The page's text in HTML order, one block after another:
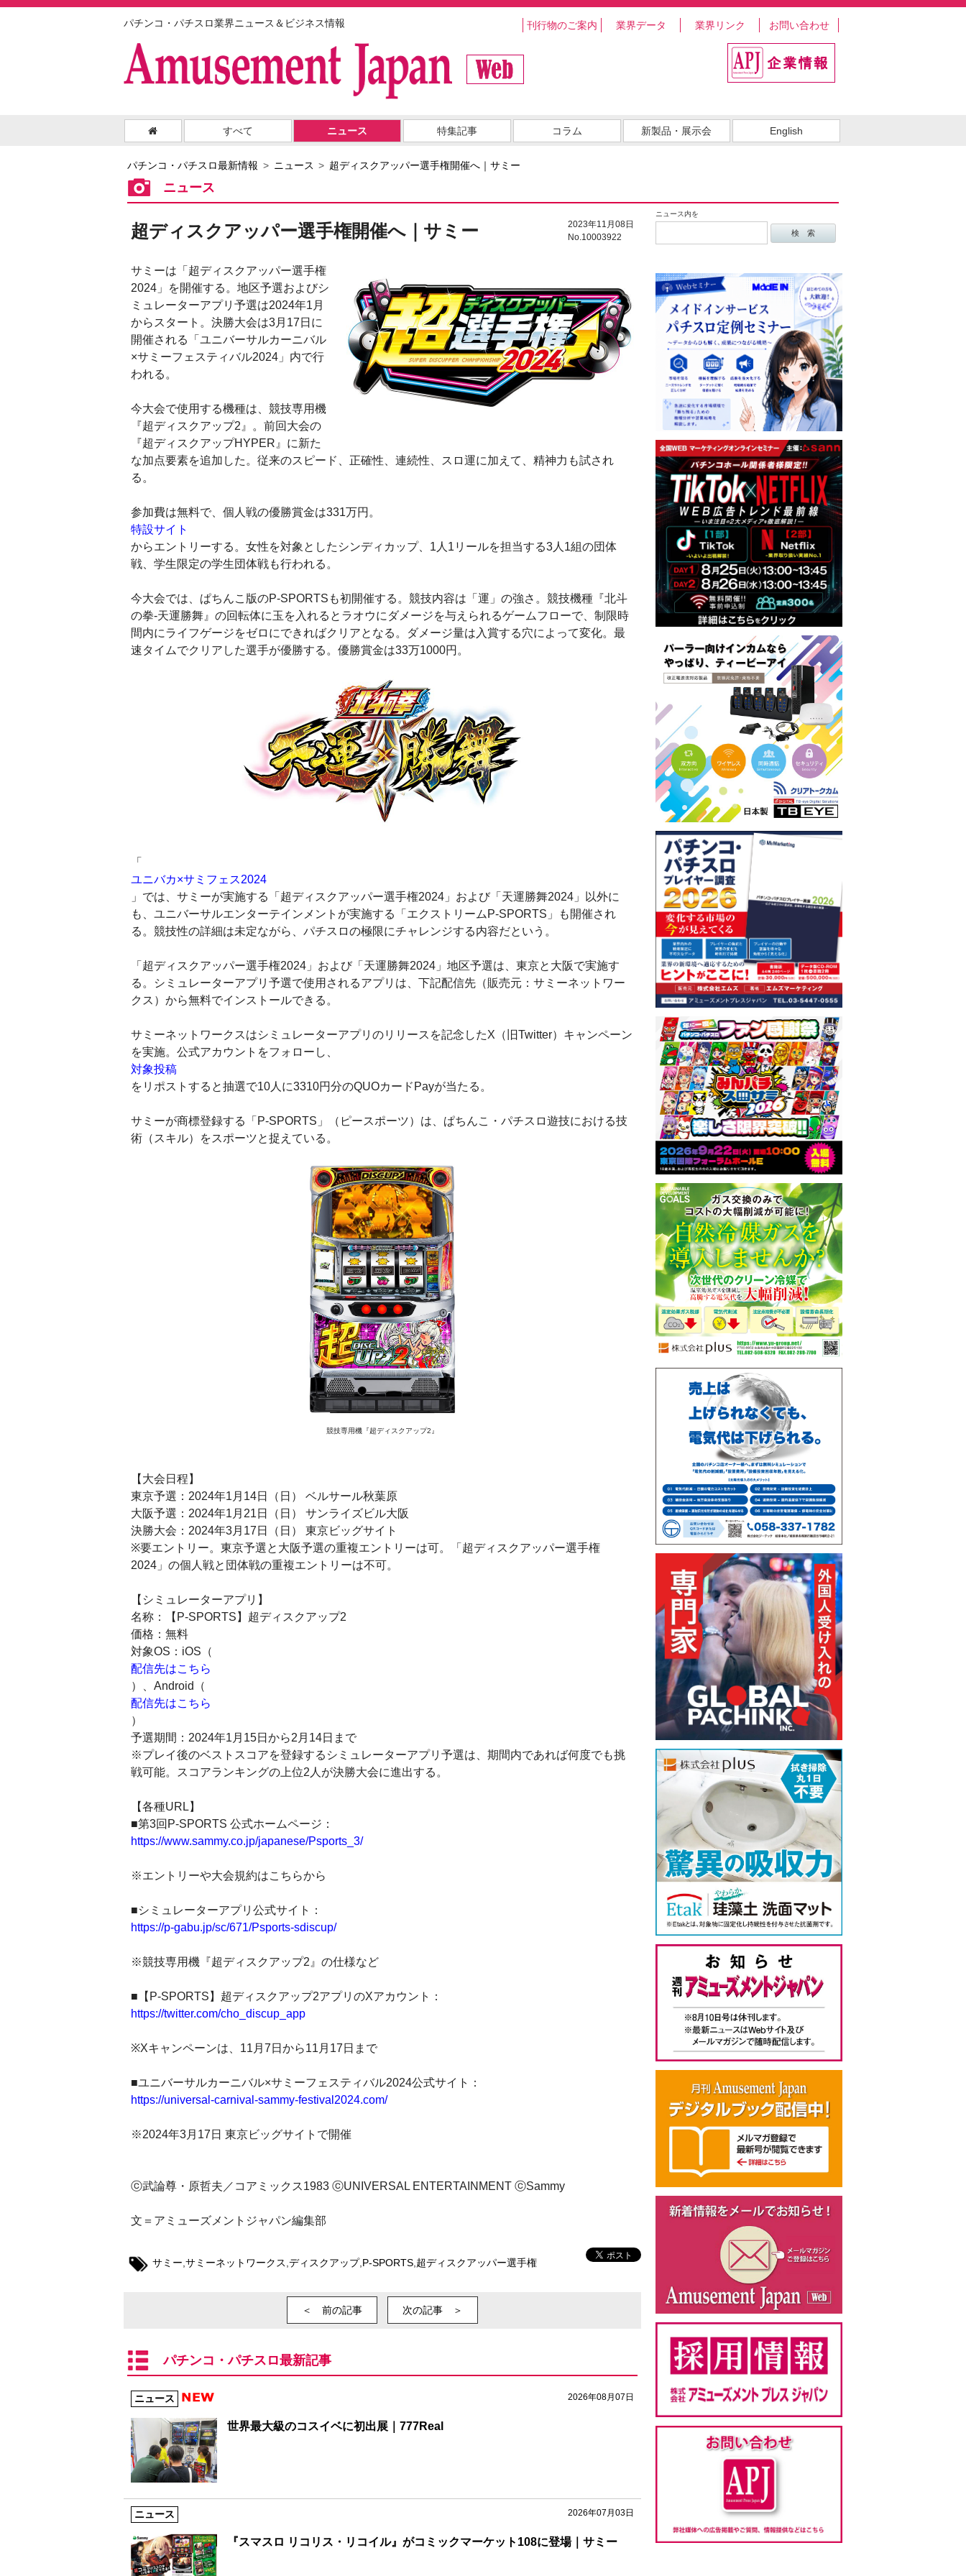
パチンコ・パチスロ業界ニュース＆ビジネス情報 刊行物のご案内 業界データ 業界リンク お問い合わせ
すべて ニュース 特集記事 コラム 新製品・展示会 English
パチンコ・パチスロ最新情報 ニュース 超ディスクアッパー選手権開催へ｜サミー
ニュース
ニュース内を
2023年11月08日
No.10003922
超ディスクアッパー選手権開催へ｜サミー
サミーは「超ディスクアッパー選手権
2024」を開催する。地区予選およびシ
ミュレーターアプリ予選は2024年1月
からスタート。決勝大会は3月17日に
開催される「ユニバーサルカーニバル
×サミーフェスティバル2024」内で行
われる。
今大会で使用する機種は、競技専用機
『超ディスクアップ2』。前回大会の
『超ディスクアップHYPER』に新た
な加点要素を追加した。従来のスピード、正確性、連続性、スロ運に加えて、精神力も試され
る。
参加費は無料で、個人戦の優勝賞金は331万円。
特設サイト
からエントリーする。女性を対象としたシンディカップ、1人1リールを担当する3人1組の団体
戦、学生限定の学生団体戦も行われる。
今大会では、ぱちんこ版のP-SPORTSも初開催する。競技内容は「運」の強さ。競技機種『北斗
の拳‐天運勝舞』の回転体に玉を入れるとラオウにダメージを与えられるゲームフローで、制限時
間内にライフゲージをゼロにできればクリアとなる。ダメージ量は入賞する穴によって変化。最
速タイムでクリアした選手が優勝する。優勝賞金は33万1000円。
「
ユニバカ×サミフェス2024
」では、サミーが実施する「超ディスクアッパー選手権2024」および「天運勝舞2024」以外に
も、ユニバーサルエンターテインメントが実施する「エクストリームP-SPORTS」も開催され
る。競技性の詳細は未定ながら、パチスロの極限にチャレンジする内容だという。
「超ディスクアッパー選手権2024」および「天運勝舞2024」地区予選は、東京と大阪で実施す
る。シミュレーターアプリ予選で使用されるアプリは、下記配信先（販売元：サミーネットワー
クス）から無料でインストールできる。
サミーネットワークスはシミュレーターアプリのリリースを記念したX（旧Twitter）キャンペーン
を実施。公式アカウントをフォローし、
対象投稿
をリポストすると抽選で10人に3310円分のQUOカードPayが当たる。
サミーが商標登録する「P‐SPORTS」（ピースポーツ）は、ぱちんこ・パチスロ遊技における技
術（スキル）をスポーツと捉えている。
競技専用機『超ディスクアップ2』
【大会日程】
東京予選：2024年1月14日（日） ベルサール秋葉原
大阪予選：2024年1月21日（日） サンライズビル大阪
決勝大会：2024年3月17日（日） 東京ビッグサイト
※要エントリー。東京予選と大阪予選の重複エントリーは可。「超ディスクアッパー選手権
2024」の個人戦と団体戦の重複エントリーは不可。
【シミュレーターアプリ】
名称：【P‐SPORTS】超ディスクアップ2
価格：無料
対象OS：iOS（
配信先はこちら
）、Android（
配信先はこちら
）
予選期間：2024年1月15日から2月14日まで
※プレイ後のベストスコアを登録するシミュレーターアプリ予選は、期間内であれば何度でも挑
戦可能。スコアランキングの上位2人が決勝大会に進出する。
【各種URL】
■第3回P‐SPORTS 公式ホームページ：
https://www.sammy.co.jp/japanese/Psports_3/
※エントリーや大会規約はこちらから
■シミュレーターアプリ公式サイト：
https://p-gabu.jp/sc/671/Psports-sdiscup/
※競技専用機『超ディスクアップ2』の仕様など
■【P-SPORTS】超ディスクアップ2アプリのXアカウント：
https://twitter.com/cho_discup_app
※Xキャンペーンは、11月7日から11月17日まで
■ユニバーサルカーニバル×サミーフェスティバル2024公式サイト：
https://universal-carnival-sammy-festival2024.com/
※2024年3月17日 東京ビッグサイトで開催
ⓒ武論尊・原哲夫／コアミックス1983 ⓒUNIVERSAL ENTERTAINMENT ⓒSammy
文＝アミューズメントジャパン編集部
サミー サミーネットワークス ディスクアップ, P-SPORTS 超ディスクアッパー選手権
＜ 前の記事 次の記事 ＞
パチンコ・パチスロ最新記事
2026年08月07日
ニュース
世界最大級のコスイベに初出展｜777Real
2026年07月03日
ニュース
『スマスロ リコリス・リコイル』がコミックマーケット108に登場｜サミー